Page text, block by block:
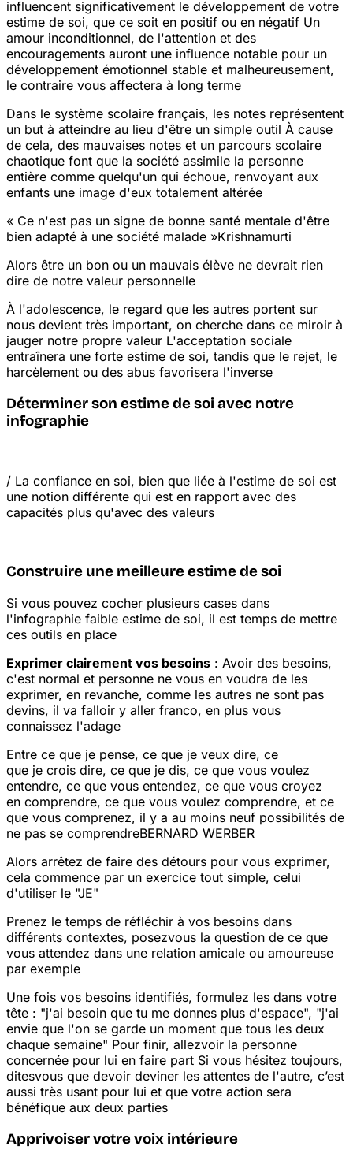
influencent significativement le développement de votre
estime de soi, que ce soit en positif ou en négatif Un
amour inconditionnel, de l'attention et des
encouragements auront une influence notable pour un
développement émotionnel stable et malheureusement,
le contraire vous affectera à long terme
Dans le système scolaire français, les notes représentent
un but à atteindre au lieu d'être un simple outil À cause
de cela, des mauvaises notes et un parcours scolaire
chaotique font que la société assimile la personne
entière comme quelqu'un qui échoue, renvoyant aux
enfants une image d'eux totalement altérée
« Ce n'est pas un signe de bonne santé mentale d'être
bien adapté à une société malade »Krishnamurti
Alors être un bon ou un mauvais élève ne devrait rien
dire de notre valeur personnelle
À l'adolescence, le regard que les autres portent sur
nous devient très important, on cherche dans ce miroir à
jauger notre propre valeur L'acceptation sociale
entraînera une forte estime de soi, tandis que le rejet, le
harcèlement ou des abus favorisera l'inverse
Déterminer son estime de soi avec notre
infographie
/ La confiance en soi, bien que liée à l'estime de soi est
une notion différente qui est en rapport avec des
capacités plus qu'avec des valeurs
Construire une meilleure estime de soi
Si vous pouvez cocher plusieurs cases dans
l'infographie faible estime de soi, il est temps de mettre
ces outils en place
Exprimer clairement vos besoins : Avoir des besoins,
c'est normal et personne ne vous en voudra de les
exprimer, en revanche, comme les autres ne sont pas
devins, il va falloir y aller franco, en plus vous
connaissez l'adage
Entre ce que je pense, ce que je veux dire, ce
que je crois dire, ce que je dis, ce que vous voulez
entendre, ce que vous entendez, ce que vous croyez
en comprendre, ce que vous voulez comprendre, et ce
que vous comprenez, il y a au moins neuf possibilités de
ne pas se comprendreBERNARD WERBER
Alors arrêtez de faire des détours pour vous exprimer,
cela commence par un exercice tout simple, celui
d'utiliser le "JE"
Prenez le temps de réfléchir à vos besoins dans
différents contextes, posezvous la question de ce que
vous attendez dans une relation amicale ou amoureuse
par exemple
Une fois vos besoins identifiés, formulez les dans votre
tête : "j'ai besoin que tu me donnes plus d'espace", "j'ai
envie que l'on se garde un moment que tous les deux
chaque semaine" Pour finir, allezvoir la personne
concernée pour lui en faire part Si vous hésitez toujours,
ditesvous que devoir deviner les attentes de l'autre, c’est
aussi très usant pour lui et que votre action sera
bénéfique aux deux parties
Apprivoiser votre voix intérieure